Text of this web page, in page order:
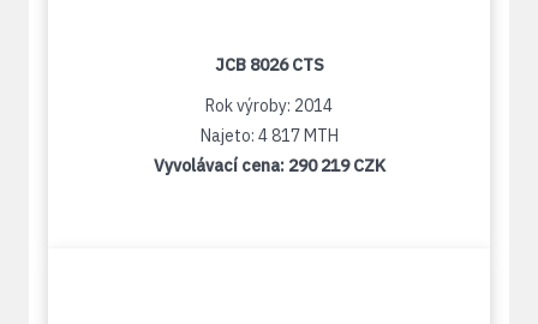
JCB 8026 CTS
Rok výroby: 2014
Najeto: 4 817 MTH
Vyvolávací cena: 290 219 CZK